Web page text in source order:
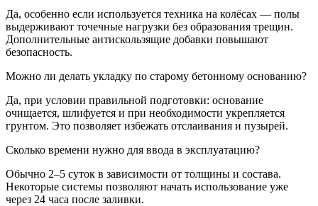
Да, особенно если используется техника на колёсах — полы
выдерживают точечные нагрузки без образования трещин.
Дополнительные антискользящие добавки повышают
безопасность.
Можно ли делать укладку по старому бетонному основанию?
Да, при условии правильной подготовки: основание
очищается, шлифуется и при необходимости укрепляется
грунтом. Это позволяет избежать отслаивания и пузырей.
Сколько времени нужно для ввода в эксплуатацию?
Обычно 2–5 суток в зависимости от толщины и состава.
Некоторые системы позволяют начать использование уже
через 24 часа после заливки.